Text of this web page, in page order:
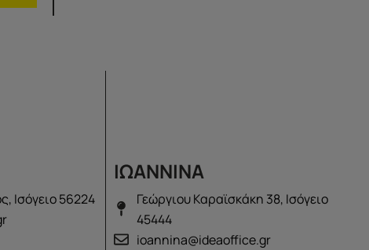
Ισόγειο 56224
ΙΩΑΝΝΙΝΑ
Γεώργιου Καραϊσκάκη 38, Ισόγειο
45444
ioannina@ideaoffice.gr